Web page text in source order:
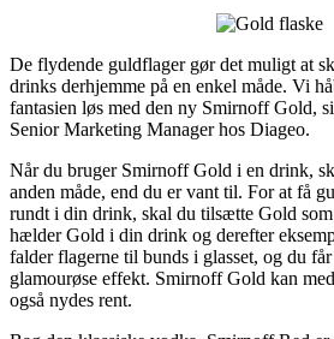
De flydende guldflager gør det muligt at
drinks derhjemme på en enkel måde. Vi
fantasien løs med den ny Smirnoff Gold,
Senior Marketing Manager hos Diageo.
Når du bruger Smirnoff Gold i en drink,
anden måde, end du er vant til. For at få
rundt i din drink, skal du tilsætte Gold
hælder Gold i din drink og derefter
falder flagerne til bunds i glasset, og du
glamourøse effekt. Smirnoff Gold kan
også nydes rent.